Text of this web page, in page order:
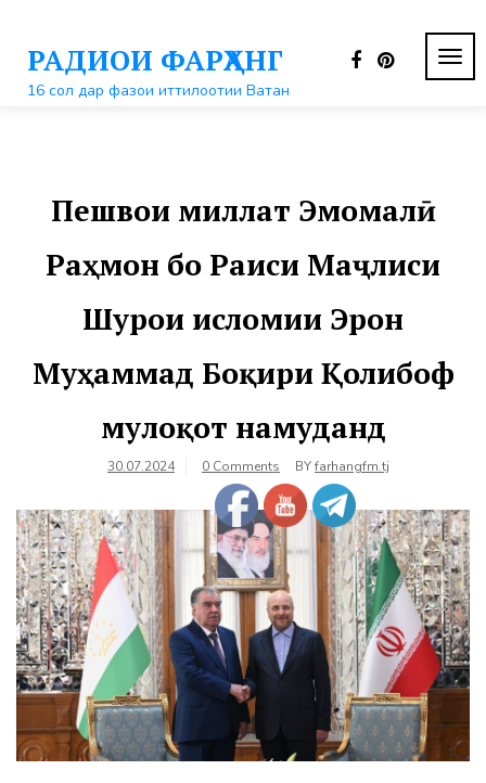
контентуРАДИОИ ФАРҲАНГ
16 сол дар фазои иттилоотии Ватан
Пешвои миллат Эмомалӣ
Раҳмон бо Раиси Маҷлиси
Шурои исломии Эрон
Муҳаммад Боқири Қолибоф
мулоқот намуданд
30.07.2024 0 Comments BYfarhangfm.tj